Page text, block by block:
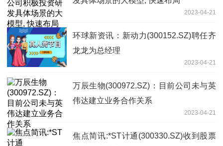
2023-04-21
环球新资讯：新动力(300152.SZ)聘任齐
龙龙为总经理
2023-04-21
万辰生物(300972.SZ)：目前公司未与英
伟达建立业务合作关系
2023-04-21
焦点简讯:*ST计通(300330.SZ)收到股票